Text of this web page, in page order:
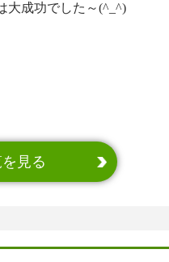
大成功でした～(^_^)
見る